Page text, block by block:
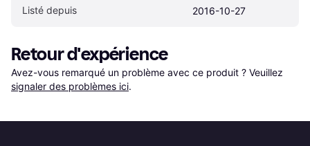
Listé depuis 2016-10-27
Retour d'expérience
Avez-vous remarqué un problème avec ce produit ? Veuillez
signaler des problèmes ici.